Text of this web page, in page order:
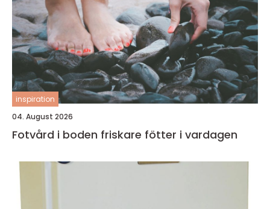
inspiration
04. August 2026
Fotvård i boden friskare fötter i vardagen